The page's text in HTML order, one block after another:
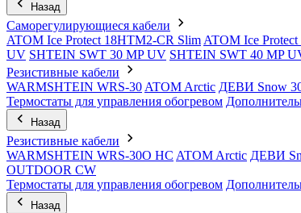
Назад
Саморегулирующиеся кабели
ATOM Ice Protect 18HTM2-CR Slim ATOM Ice
UV SHTEIN SWT 30 MP UV SHTEIN SWT 40 MP
Резистивные кабели
WARMSHTEIN WRS-30 ATOM Arctic ДЕВИ Snow
Термостаты для управления обогревом
Назад
Резистивные кабели
WARMSHTEIN WRS-30O HC ATOM Arctic ДЕВИ
OUTDOOR CW
Термостаты для управления обогревом
Назад